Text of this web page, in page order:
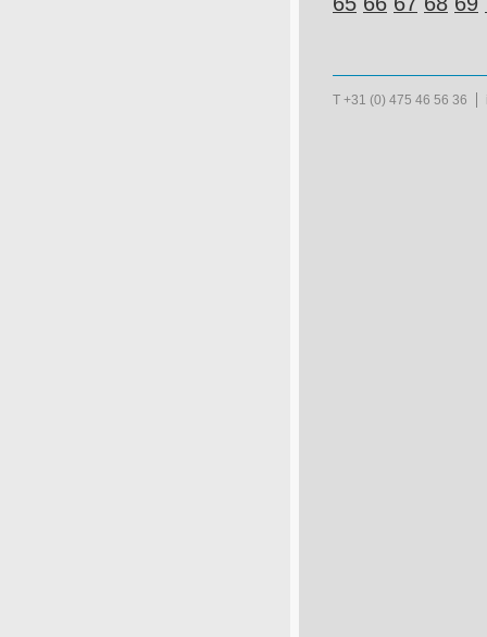
T +31 (0) 475 46 56 36